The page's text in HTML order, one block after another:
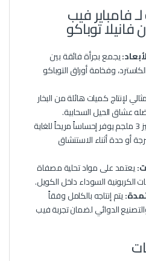
فامباير فيب
توباكو
يجمع بجرأة فائقة بين
وفخامة أوراق التوباكو
مثالي لإنتاج كميات هائلة من البخار
عشاق الحيل السحابية.
تركيز 3 ملجم يوفر إحساساً مريحاً للغاية
أو حدة أثناء الاستنشاق
يعتمد على مواد تحلية مصفاة
الكربونية السوداء داخل الكويل.
يتم إنتاجه بالكامل وفقاً
الدوائي لضمان تجربة فيب